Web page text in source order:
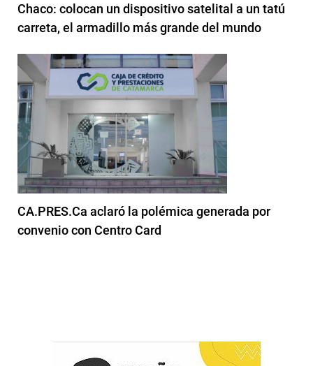
Chaco: colocan un dispositivo satelital a un tatú
carreta, el armadillo más grande del mundo
CA.PRES.Ca aclaró la polémica generada por
convenio con Centro Card